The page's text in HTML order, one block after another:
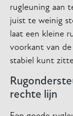
rugleuning aan
juist te weinig
laat een kleine
voorkant van
stabiel kunt
rechte lijn